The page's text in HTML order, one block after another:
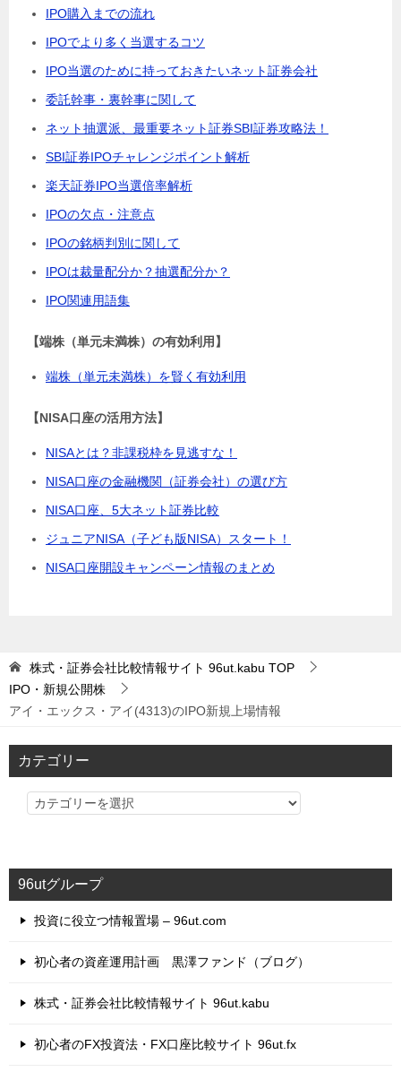
IPO購入までの流れ
IPOでより多く当選するコツ
IPO当選のために持っておきたいネット証券会社
委託幹事・裏幹事に関して
ネット抽選派、最重要ネット証券SBI証券攻略法！
SBI証券IPOチャレンジポイント解析
楽天証券IPO当選倍率解析
IPOの欠点・注意点
IPOの銘柄判別に関して
IPOは裁量配分か？抽選配分か？
IPO関連用語集
【端株（単元未満株）の有効利用】
端株（単元未満株）を賢く有効利用
【NISA口座の活用方法】
NISAとは？非課税枠を見逃すな！
NISA口座の金融機関（証券会社）の選び方
NISA口座、5大ネット証券比較
ジュニアNISA（子ども版NISA）スタート！
NISA口座開設キャンペーン情報のまとめ
株式・証券会社比較情報サイト 96ut.kabu TOP
IPO・新規公開株
アイ・エックス・アイ(4313)のIPO新規上場情報
カテゴリー
カ
リ
ー
96utグループ
投資に役立つ情報置場 – 96ut.com
初心者の資産運用計画 黒澤ファンド（ブログ）
株式・証券会社比較情報サイト 96ut.kabu
初心者のFX投資法・FX口座比較サイト 96ut.fx